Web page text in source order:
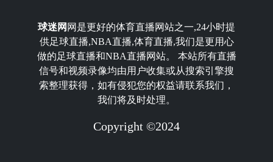
球迷网 网是更好的体育直播网站之一,24小时提
供足球直播,NBA直播,体育直播,我们是更用心
做的足球直播和NBA直播网站。 本站所有直播
信号和视频录像均由用户收集或从搜索引擎搜
索整理获得，如有侵犯您的权益请联系我们，
我们将及时处理。
Copyright ©2024